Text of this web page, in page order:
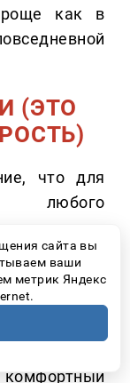
как в
(ЭТО
что для
любого
мощности
по другой
полностью
ему
обгоны,
сайта вы
ваши
метрик Яндекс